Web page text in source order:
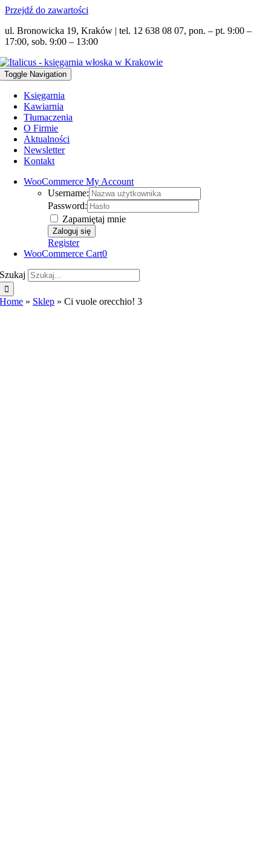
Przejdź do zawartości
ul. Bronowicka 19, Kraków | tel. 12 638 08 07, pon. – pt. 9:00 –
17:00, sob. 9:00 – 13:00
Toggle Navigation
Księgarnia
Kawiarnia
Tłumaczenia
O Firmie
Aktualności
Newsletter
Kontakt
WooCommerce My Account
Username:
Password:
Zapamiętaj mnie
Register
WooCommerce Cart0
Szukaj
Home » Sklep »Ci vuole orecchio! 3